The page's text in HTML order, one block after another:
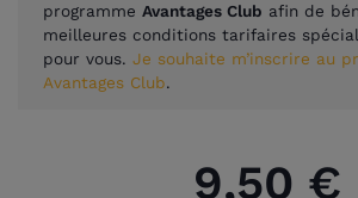
programme Avantages Club afin de
meilleures conditions tarifaires
pour vous. Je souhaite m’inscrire au
Avantages Club.
9,50 €